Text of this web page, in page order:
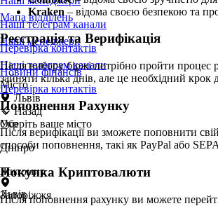
Наші телеграм канали
Перевірка контактів
Новини фінансів
Місто
Львів
Назад
Оберіть ваше місто
Дніпро
Житомир
Запоріжжя
Мапа відділень
Наші менеджери
Наші телеграм канали
Перевірка контактів
Укр
Львів
Kraken – відома своєю безпекою та
Реєстрація та Верифікація
Після вибору біржі потрібно пройти процес
зайняти кілька днів, але це необхідний крок
Поповнення Рахунку
Після верифікації ви зможете поповнити
способи поповнення, такі як PayPal або
Покупка Криптовалюти
Після поповнення рахунку ви можете